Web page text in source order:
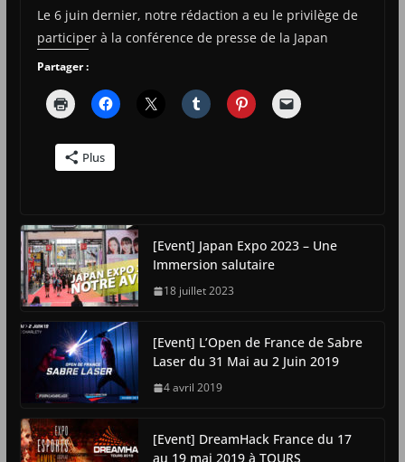
Le 6 juin dernier, notre rédaction a eu le privilège de
participer à la conférence de presse de la Japan
Partager :
Plus
[Event] Japan Expo 2023 – Une
Immersion salutaire
18 juillet 2023
[Event] L’Open de France de Sabre
Laser du 31 Mai au 2 Juin 2019
4 avril 2019
[Event] DreamHack France du 17
au 19 mai 2019 à TOURS